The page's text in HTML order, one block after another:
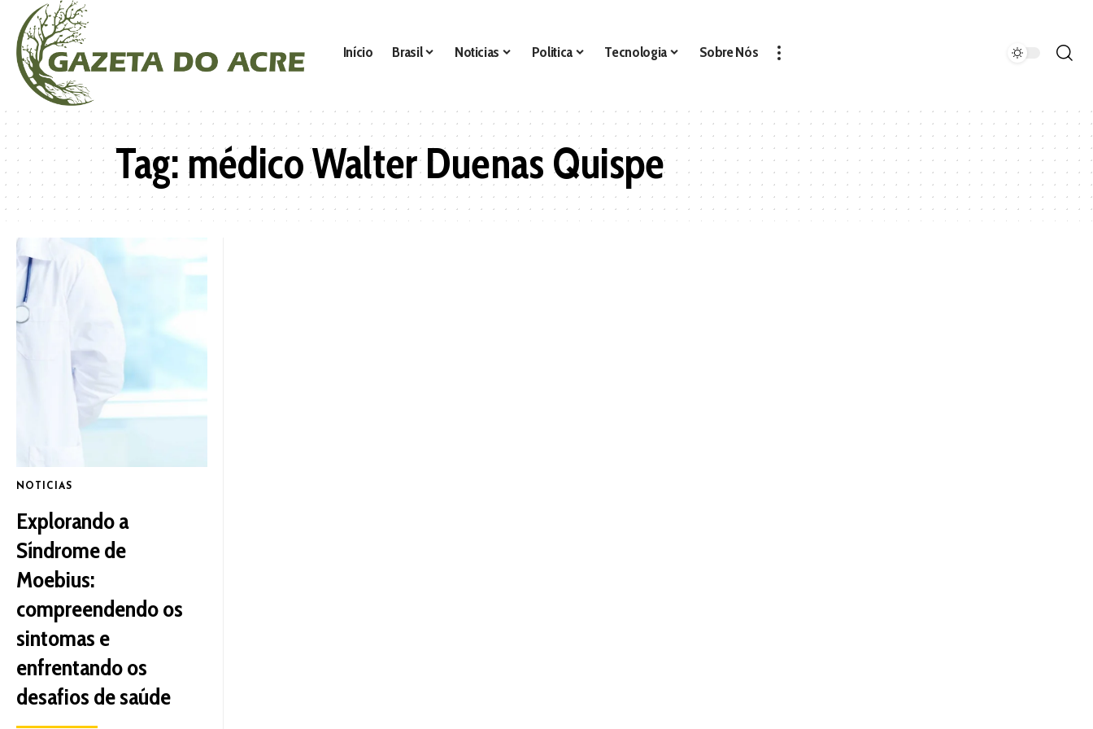
Início Brasil Noticias Politica Tecnologia Sobre Nós
Tag:médico Walter Duenas Quispe
NOTICIAS
Explorando a
Síndrome de
Moebius:
compreendendo os
sintomas e
enfrentando os
desafios de saúde